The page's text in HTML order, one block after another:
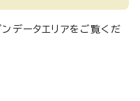
データエリアをご覧くだ